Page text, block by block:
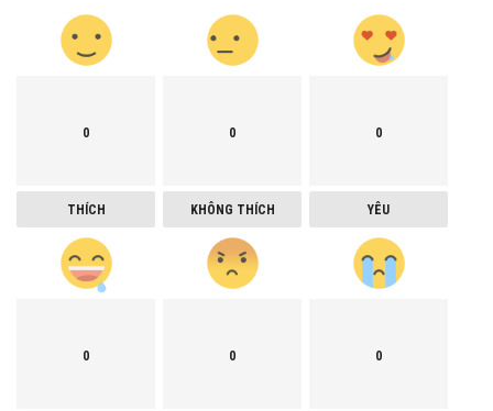
0
THÍCH
0
KHÔNG THÍCH
0
YÊU
0 0 0